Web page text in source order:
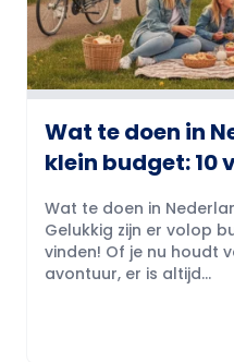
Wat te doen in
klein budget: 10
Wat te doen in
Gelukkig zijn er volop
vinden! Of je nu houdt
avontuur, er is altijd...